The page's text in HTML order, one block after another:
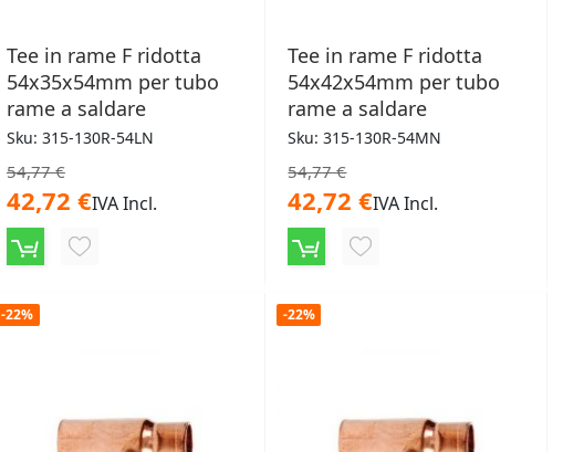
Tee in rame F ridotta
54x35x54mm per tubo
rame a saldare
Sku: 315-130R-54LN
54,77 €
42,72 €IVA Incl.
AGGIUNGI
Tee in rame F ridotta
54x42x54mm per tubo
rame a saldare
Sku: 315-130R-54MN
54,77 €
42,72 €IVA Incl.
AGGIUNGI
-22% -22%